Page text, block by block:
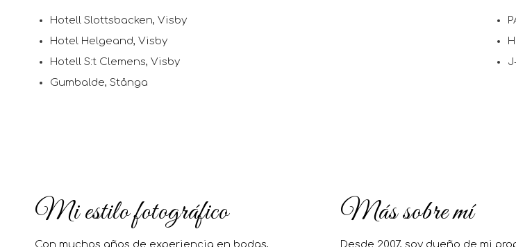
Hotell Slottsbacken, Visby
Hotel Helgeand, Visby
Hotell S:t Clemens, Visby
Gumbalde, Stånga
Mi estilo fotográfico
Con muchos años de experiencia en bodas,
Más sobre mí
Desde 2007, soy dueño de mi